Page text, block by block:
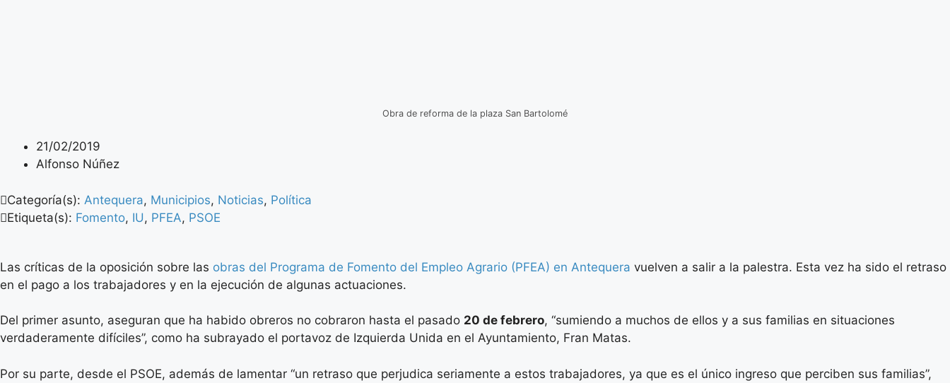
Obra de reforma de la plaza San Bartolomé
21/02/2019
Alfonso Núñez
Categoría(s): Antequera, Municipios, Noticias, Política
Etiqueta(s): Fomento, IU, PFEA, PSOE
Las críticas de la oposición sobre las obras del Programa de Fomento del Empleo Agrario (PFEA) en Antequera vuelven a salir a la palestra. Esta vez ha sido el retraso
en el pago a los trabajadores y en la ejecución de algunas actuaciones.
Del primer asunto, aseguran que ha habido obreros no cobraron hasta el pasado 20 de febrero, “sumiendo a muchos de ellos y a sus familias en situaciones
verdaderamente difíciles”, como ha subrayado el portavoz de Izquierda Unida en el Ayuntamiento, Fran Matas.
Por su parte, desde el PSOE, además de lamentar “un retraso que perjudica seriamente a estos trabajadores, ya que es el único ingreso que perciben sus familias”,